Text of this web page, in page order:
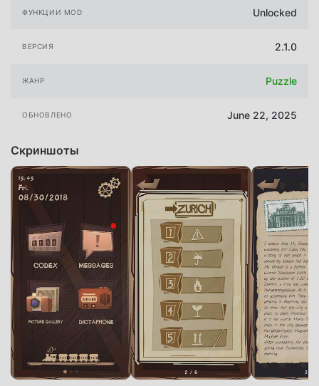
ФУНКЦИИ MOD Unlocked
ВЕРСИЯ 2.1.0
ЖАНР Puzzle
ОБНОВЛЕНО June 22, 2025
Скриншоты